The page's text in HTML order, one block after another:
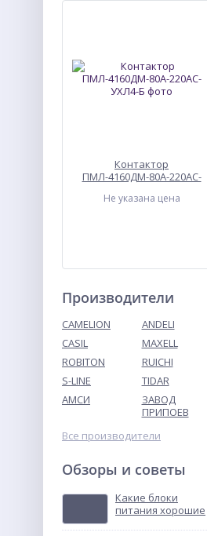
Контактор
ПМЛ-4160ДМ-80А-220АС-
Не указана цена
ТВУ-12В тональное
вызывное устройство
Не указана цена
Производители
CAMELION
ANDELI
CASIL
MAXELL
ROBITON
RUICHI
S-LINE
TIDAR
АМСИ
ЗАВОД
ПРИПОЕВ
Все производители
Обзоры и советы
Какие блоки
питания хорошие